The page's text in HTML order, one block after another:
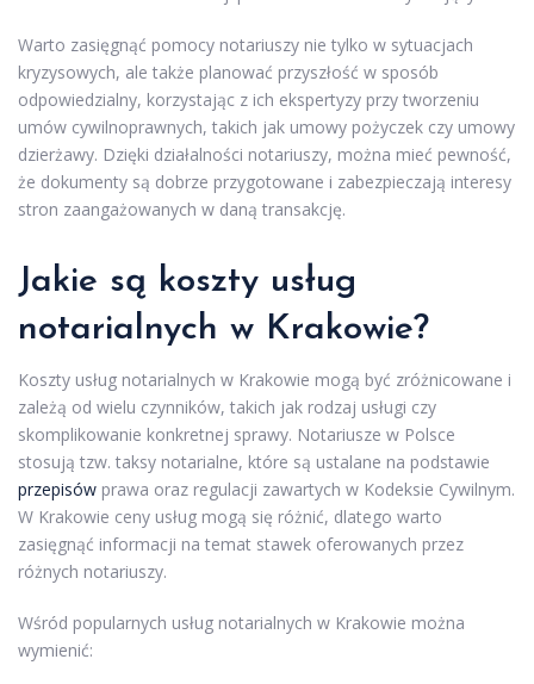
Warto zasięgnąć pomocy notariuszy nie tylko w sytuacjach
kryzysowych, ale także planować przyszłość w sposób
odpowiedzialny, korzystając z ich ekspertyzy przy tworzeniu
umów cywilnoprawnych, takich jak umowy pożyczek czy umowy
dzierżawy. Dzięki działalności notariuszy, można mieć pewność,
że dokumenty są dobrze przygotowane i zabezpieczają interesy
stron zaangażowanych w daną transakcję.
Jakie są koszty usług
notarialnych w Krakowie?
Koszty usług notarialnych w Krakowie mogą być zróżnicowane i
zależą od wielu czynników, takich jak rodzaj usługi czy
skomplikowanie konkretnej sprawy. Notariusze w Polsce
stosują tzw. taksy notarialne, które są ustalane na podstawie
przepisów prawa oraz regulacji zawartych w Kodeksie Cywilnym.
W Krakowie ceny usług mogą się różnić, dlatego warto
zasięgnąć informacji na temat stawek oferowanych przez
różnych notariuszy.
Wśród popularnych usług notarialnych w Krakowie można
wymienić: